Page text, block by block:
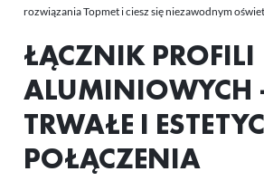
rozwiązania Topmet i ciesz się niezawodnym
ŁĄCZNIK PROFILI
ALUMINIOWYCH
TRWAŁE I
POŁĄCZENIA